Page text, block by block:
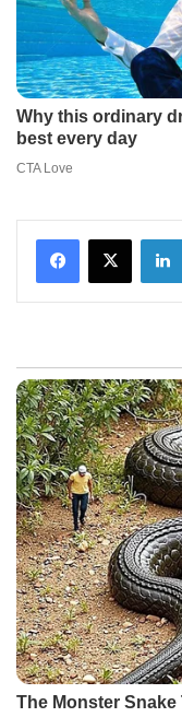
Facebook
X